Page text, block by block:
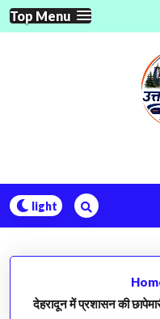
Skip
to
Top Menu
देहरादून में प्रशासन की